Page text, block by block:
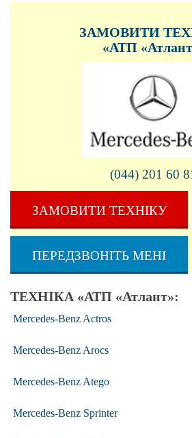
ЗАМОВИТИ
«АТП
(044) 201 60
ЗАМОВИТИ ТЕХНІКУ
ПЕРЕДЗВОНІТЬ МЕНІ
ТЕХНІКА «АТП «Атлант»:
Mercedes-Benz Actros
Mercedes-Benz Arocs
Mercedes-Benz Atego
Mercedes-Benz Sprinter